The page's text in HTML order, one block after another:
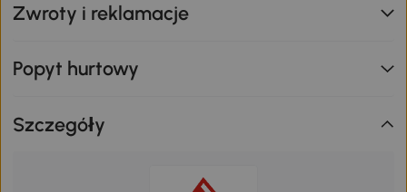
Zwroty i reklamacje
Popyt hurtowy
Szczegóły